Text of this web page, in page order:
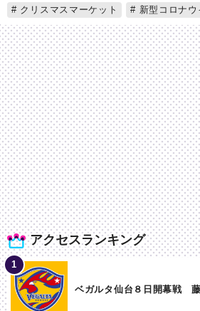
アクセスランキング
ベガルタ仙台８日開幕戦
クリスマスマーケット
新型コロナウ